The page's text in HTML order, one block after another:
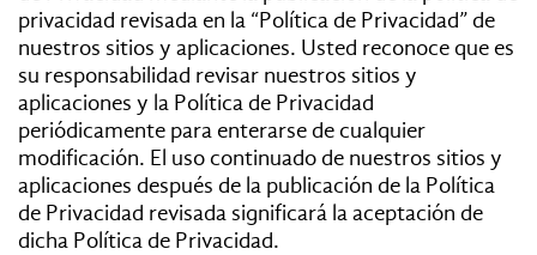
privacidad revisada en la “Política de Privacidad” de
nuestros sitios y aplicaciones. Usted reconoce que es
su responsabilidad revisar nuestros sitios y
aplicaciones y la Política de Privacidad
periódicamente para enterarse de cualquier
modificación. El uso continuado de nuestros sitios y
aplicaciones después de la publicación de la Política
de Privacidad revisada significará la aceptación de
dicha Política de Privacidad.